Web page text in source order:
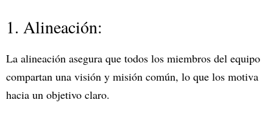
1. Alineación:
La alineación asegura que todos los miembros del equipo
compartan una visión y misión común, lo que los motiva
hacia un objetivo claro.